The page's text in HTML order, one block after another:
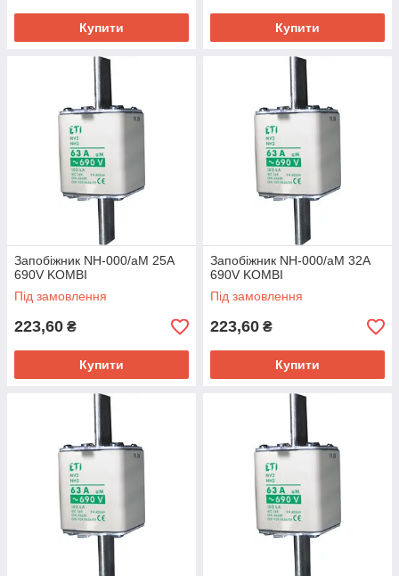
Купити Купити
Запобіжник NH-000/aM 25A
690V KOMBI
Під замовлення
223,60 ₴
Купити
Запобіжник NH-000/aM 32A
690V KOMBI
Під замовлення
223,60 ₴
Купити